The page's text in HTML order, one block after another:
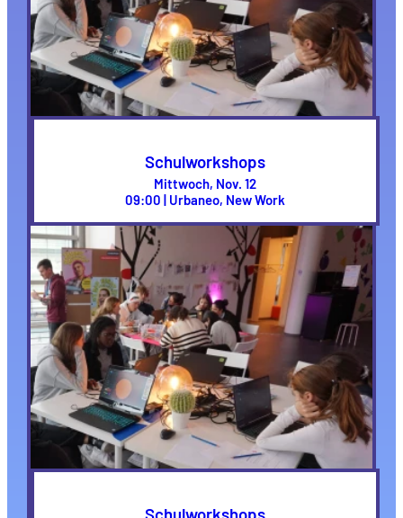
Schulworkshops
Mittwoch, Nov. 12
09:00 | Urbaneo, New Work
Schulworkshops